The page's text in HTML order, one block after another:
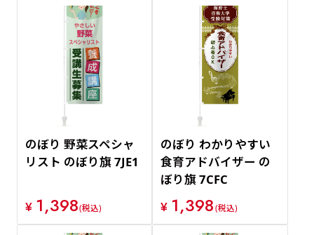
のぼり 野菜スペシャ
リスト のぼり旗 7JE1
¥ 1,398(税込)
のぼり わかりやすい
食育アドバイザー の
ぼり旗 7CFC
¥ 1,398(税込)